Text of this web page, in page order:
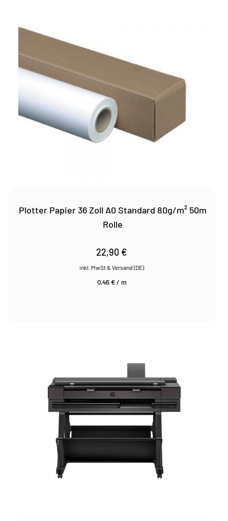
Plotter Papier 36 Zoll A0 Standard 80g/m² 50m
Rolle
22,90 €
0,46€/ m